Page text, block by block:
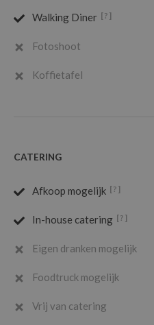
Walking Diner [?]
Fotoshoot
Koffietafel
CATERING
Afkoop mogelijk [?]
In-house catering [?]
Eigen dranken mogelijk
Foodtruck mogelijk
Vrij van catering